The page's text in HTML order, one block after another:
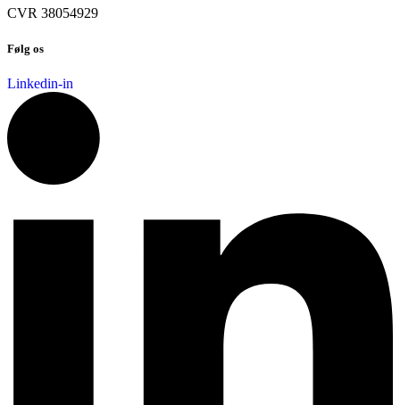
CVR 38054929
Følg os
Linkedin-in